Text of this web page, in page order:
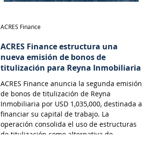
ACRES Finance estructura una
nueva emisión de bonos de
titulización para Reyna Inmobiliaria
ACRES Finance anuncia la segunda emisión
de bonos de titulización de Reyna
Inmobiliaria por USD 1,035,000, destinada a
financiar su capital de trabajo. La
operación consolida el uso de estructuras
de titulización como alternativa de
ACRES Finance